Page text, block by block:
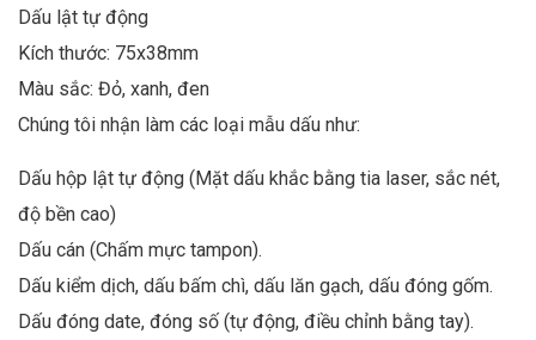
Dấu lật tự động
Kích thước: 75x38mm
Màu sắc: Đỏ, xanh, đen
Chúng tôi nhận làm các loại mẫu dấu như:
Dấu hộp lật tự động (Mặt dấu khắc bằng tia laser, sắc nét,
độ bền cao)
Dấu cán (Chấm mực tampon).
Dấu kiểm dịch, dấu bấm chì, dấu lăn gạch, dấu đóng gốm.
Dấu đóng date, đóng số (tự động, điều chỉnh bằng tay).